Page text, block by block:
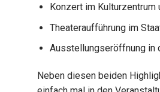
Konzert im Kulturzentrum
Theateraufführung im
Ausstellungseröffnung in
Neben diesen beiden